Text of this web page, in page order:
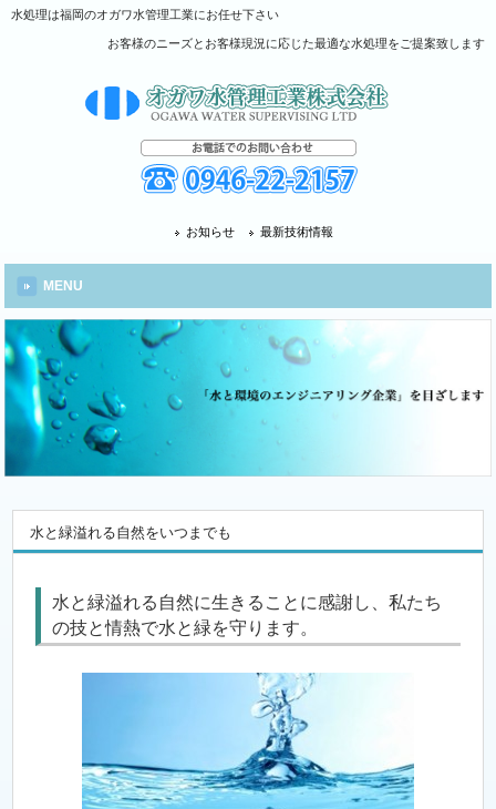
水処理は福岡のオガワ水管理工業にお任せ下さい
お客様のニーズとお客様現況に応じた最適な水処理をご提案致します
お知らせ 最新技術情報
MENU
水と緑溢れる自然をいつまでも
水と緑溢れる自然に生きることに感謝し、私たち
の技と情熱で水と緑を守ります。